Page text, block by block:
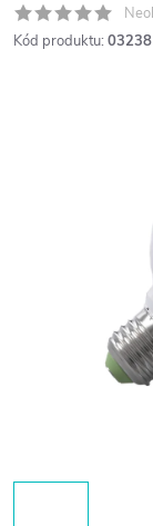
Kód produktu: 03238